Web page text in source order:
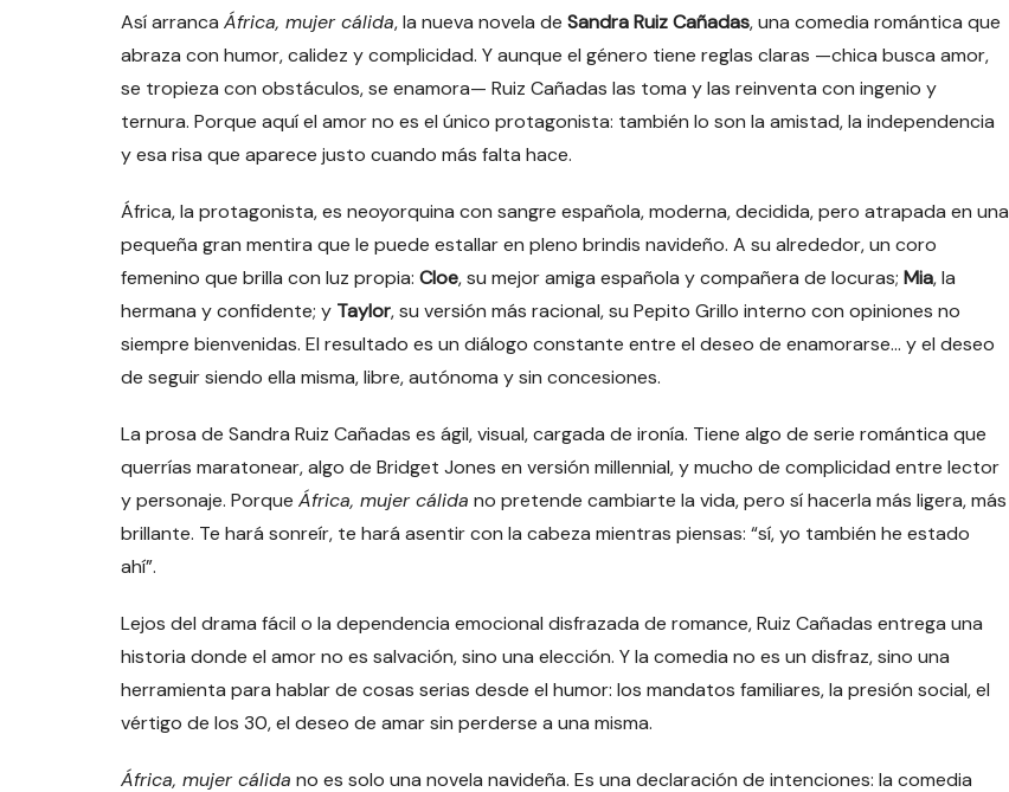
Así arranca África, mujer cálida, la nueva novela de Sandra Ruiz Cañadas, una comedia romántica que
abraza con humor, calidez y complicidad. Y aunque el género tiene reglas claras —chica busca amor,
se tropieza con obstáculos, se enamora— Ruiz Cañadas las toma y las reinventa con ingenio y
ternura. Porque aquí el amor no es el único protagonista: también lo son la amistad, la independencia
y esa risa que aparece justo cuando más falta hace.
África, la protagonista, es neoyorquina con sangre española, moderna, decidida, pero atrapada en una
pequeña gran mentira que le puede estallar en pleno brindis navideño. A su alrededor, un coro
femenino que brilla con luz propia: Cloe, su mejor amiga española y compañera de locuras; Mia, la
hermana y confidente; y Taylor, su versión más racional, su Pepito Grillo interno con opiniones no
siempre bienvenidas. El resultado es un diálogo constante entre el deseo de enamorarse… y el deseo
de seguir siendo ella misma, libre, autónoma y sin concesiones.
La prosa de Sandra Ruiz Cañadas es ágil, visual, cargada de ironía. Tiene algo de serie romántica que
querrías maratonear, algo de Bridget Jones en versión millennial, y mucho de complicidad entre lector
y personaje. Porque África, mujer cálida no pretende cambiarte la vida, pero sí hacerla más ligera, más
brillante. Te hará sonreír, te hará asentir con la cabeza mientras piensas: “sí, yo también he estado
ahí”.
Lejos del drama fácil o la dependencia emocional disfrazada de romance, Ruiz Cañadas entrega una
historia donde el amor no es salvación, sino una elección. Y la comedia no es un disfraz, sino una
herramienta para hablar de cosas serias desde el humor: los mandatos familiares, la presión social, el
vértigo de los 30, el deseo de amar sin perderse a una misma.
África, mujer cálida no es solo una novela navideña. Es una declaración de intenciones: la comedia